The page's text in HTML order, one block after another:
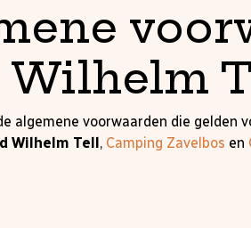
Wilhelm
algemene voorwaarden die gelden
Wilhelm Tell, Camping Zavelbos en